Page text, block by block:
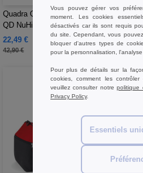
Quadra QD613 - Quadra QD613 -
QD NuHide Conférencier
22,49 €
42,90 €
-48%
Vous pouvez gérer vos
moment. Les cookies
désactivés car ils sont requis
du site. Cependant, vous
bloquer d'autres types de
pour la personnalisation, l'analyse
Pour plus de détails sur la
cookies, comment les
veuillez consulter notrepolitique
Privacy Policy.
Essentiels